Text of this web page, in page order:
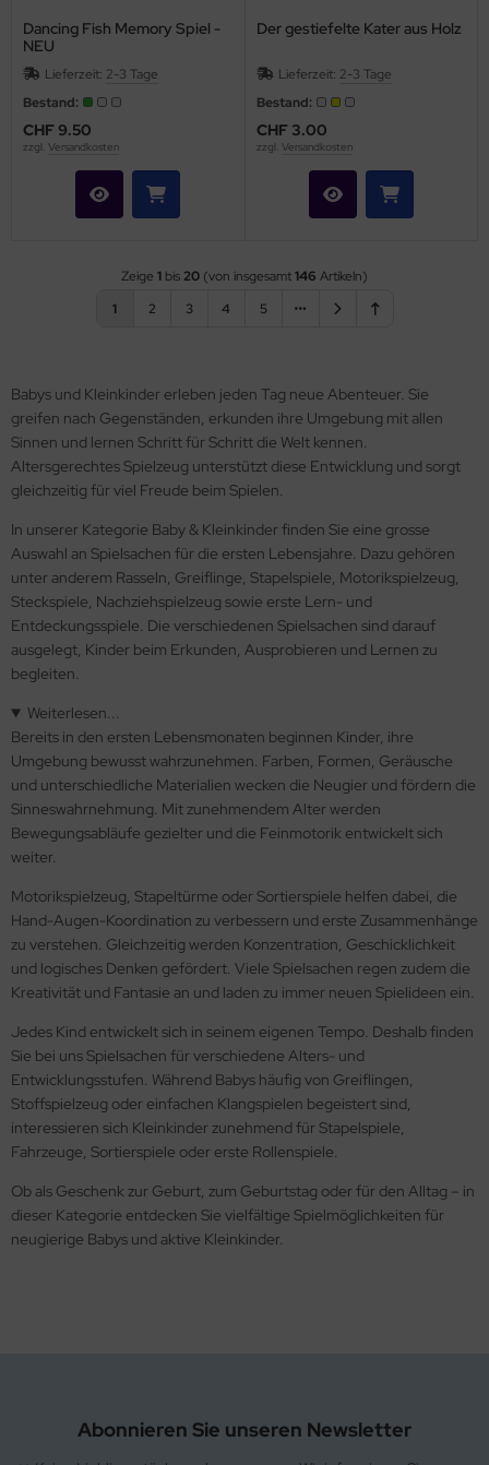
Dancing Fish Memory Spiel -
NEU
Lieferzeit: 2-3 Tage
Bestand:
CHF 9.50
zzgl. Versandkosten
Der gestiefelte Kater aus Holz
Lieferzeit: 2-3 Tage
Bestand:
CHF 3.00
zzgl. Versandkosten
Zeige 1 bis20 (von insgesamt146 Artikeln)
1
2 3 4 5
Babys und Kleinkinder erleben jeden Tag neue Abenteuer. Sie
greifen nach Gegenständen, erkunden ihre Umgebung mit allen
Sinnen und lernen Schritt für Schritt die Welt kennen.
Altersgerechtes Spielzeug unterstützt diese Entwicklung und sorgt
gleichzeitig für viel Freude beim Spielen.
In unserer Kategorie Baby & Kleinkinder finden Sie eine grosse
Auswahl an Spielsachen für die ersten Lebensjahre. Dazu gehören
unter anderem Rasseln, Greiflinge, Stapelspiele, Motorikspielzeug,
Steckspiele, Nachziehspielzeug sowie erste Lern- und
Entdeckungsspiele. Die verschiedenen Spielsachen sind darauf
ausgelegt, Kinder beim Erkunden, Ausprobieren und Lernen zu
begleiten.
Weiterlesen...
Bereits in den ersten Lebensmonaten beginnen Kinder, ihre
Umgebung bewusst wahrzunehmen. Farben, Formen, Geräusche
und unterschiedliche Materialien wecken die Neugier und fördern die
Sinneswahrnehmung. Mit zunehmendem Alter werden
Bewegungsabläufe gezielter und die Feinmotorik entwickelt sich
weiter.
Motorikspielzeug, Stapeltürme oder Sortierspiele helfen dabei, die
Hand-Augen-Koordination zu verbessern und erste Zusammenhänge
zu verstehen. Gleichzeitig werden Konzentration, Geschicklichkeit
und logisches Denken gefördert. Viele Spielsachen regen zudem die
Kreativität und Fantasie an und laden zu immer neuen Spielideen ein.
Jedes Kind entwickelt sich in seinem eigenen Tempo. Deshalb finden
Sie bei uns Spielsachen für verschiedene Alters- und
Entwicklungsstufen. Während Babys häufig von Greiflingen,
Stoffspielzeug oder einfachen Klangspielen begeistert sind,
interessieren sich Kleinkinder zunehmend für Stapelspiele,
Fahrzeuge, Sortierspiele oder erste Rollenspiele.
Ob als Geschenk zur Geburt, zum Geburtstag oder für den Alltag – in
dieser Kategorie entdecken Sie vielfältige Spielmöglichkeiten für
neugierige Babys und aktive Kleinkinder.
Abonnieren Sie unseren Newsletter